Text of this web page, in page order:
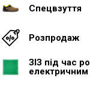
Спецвзуття
Розпродаж
ЗІЗ під час